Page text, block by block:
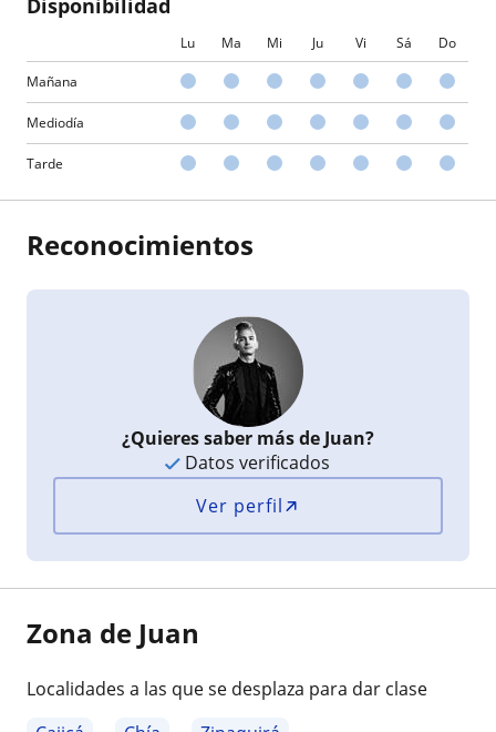
Lu Ma Mi Ju Vi Sá Do
Mañana
Mediodía
Tarde
Reconocimientos
¿Quieres saber más de Juan?
Datos verificados
Ver perfil
Zona de Juan
Localidades a las que se desplaza para dar clase